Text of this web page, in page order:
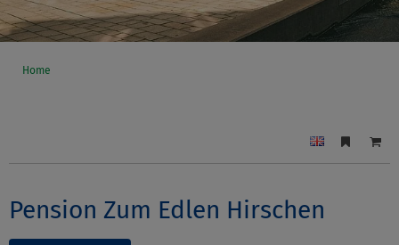
Home
Pension Zum Edlen Hirschen